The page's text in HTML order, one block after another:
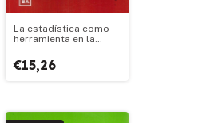
La estadística como
herramienta en la
patrimoniales
€15,26